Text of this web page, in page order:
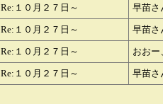
Re:１０月２７日～ 早苗
Re:１０月２７日～ 早苗さ
Re:１０月２７日～ おお
Re:１０月２７日～ 早苗さ